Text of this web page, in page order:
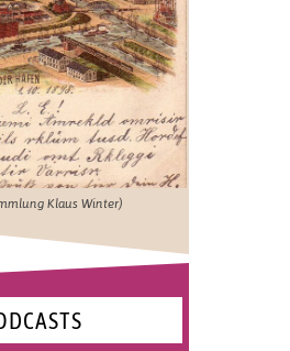
Klaus Winter)